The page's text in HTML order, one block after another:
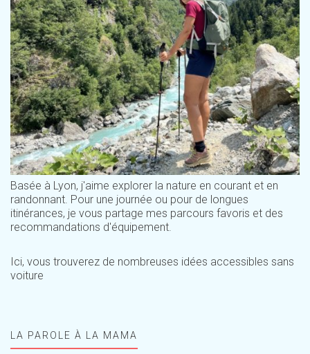
Basée à Lyon, j'aime explorer la nature en courant et en
randonnant. Pour une journée ou pour de longues
itinérances, je vous partage mes parcours favoris et des
recommandations d'équipement.
Ici, vous trouverez de nombreuses idées accessibles sans
voiture
LA PAROLE À LA MAMA